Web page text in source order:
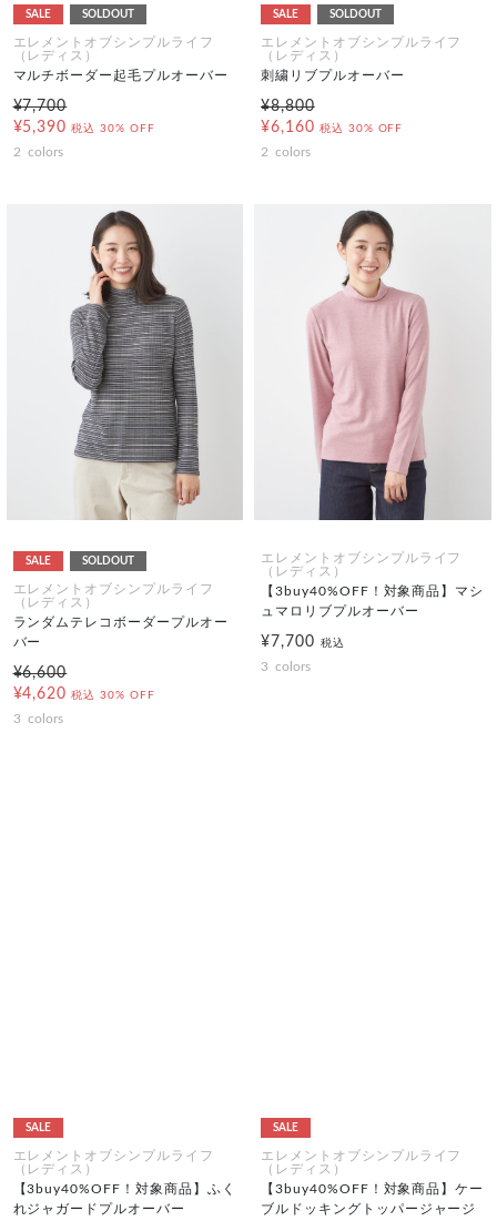
SALE SOLDOUT
エレメントオブシンプルライフ
（レディス）
マルチボーダー起毛プルオーバー
¥7,700
¥5,390 税込 30% OFF
2 colors
SALE SOLDOUT
エレメントオブシンプルライフ
（レディス）
刺繍リブプルオーバー
¥8,800
¥6,160 税込 30% OFF
2 colors
SALE SOLDOUT
エレメントオブシンプルライフ
（レディス）
ランダムテレコボーダープルオー
バー
¥6,600
¥4,620 税込 30% OFF
3 colors
エレメントオブシンプルライフ
（レディス）
【3buy40%OFF！対象商品】マシ
ュマロリブプルオーバー
¥7,700 税込
3 colors
SALE
エレメントオブシンプルライフ
（レディス）
【3buy40%OFF！対象商品】ふく
れジャガードプルオーバー
SALE
エレメントオブシンプルライフ
（レディス）
【3buy40%OFF！対象商品】ケー
ブルドッキングトッパージャージ